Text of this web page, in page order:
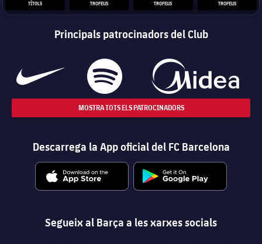
TÍTOLS TROFEUS TROFEUS TROFEUS
Principals patrocinadors del Club
MOSTRA TOTS ELS PATROCINADORS
Descarrega la App oficial del FC Barcelona
Segueix al Barça a les xarxes socials